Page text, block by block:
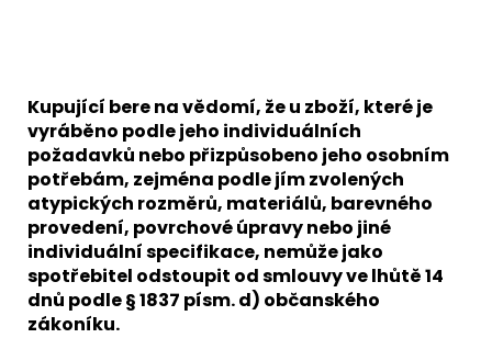
Kupující bere na vědomí, že u zboží, které je
vyráběno podle jeho individuálních
požadavků nebo přizpůsobeno jeho osobním
potřebám, zejména podle jím zvolených
atypických rozměrů, materiálů, barevného
provedení, povrchové úpravy nebo jiné
individuální specifikace, nemůže jako
spotřebitel odstoupit od smlouvy ve lhůtě 14
dnů podle § 1837 písm. d) občanského
zákoníku.